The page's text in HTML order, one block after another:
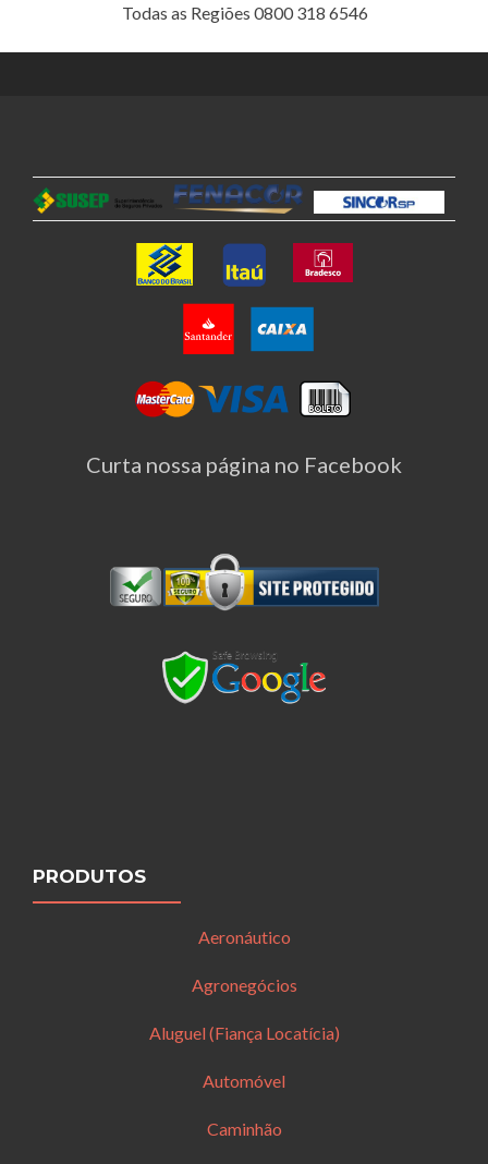
Todas as Regiões 0800 318 6546
Curta nossa página no Facebook
PRODUTOS
Aeronáutico
Agronegócios
Aluguel (Fiança Locatícia)
Automóvel
Caminhão